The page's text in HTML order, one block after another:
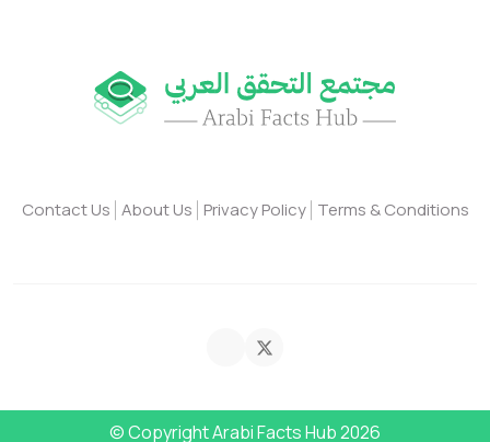
Contact Us About Us Privacy Policy Terms & Conditions
© Copyright Arabi Facts Hub 2026